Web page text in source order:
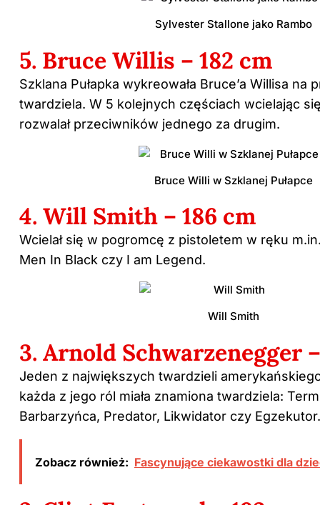
Sylvester Stallone jako Rambo
5. Bruce Willis – 182 cm
Szklana Pułapka wykreowała Bruce’a Willisa na
twardziela. W 5 kolejnych częściach wcielając
rozwalał przeciwników jednego za drugim.
Bruce Willi w Szklanej Pułapce
4. Will Smith – 186 cm
Wcielał się w pogromcę z pistoletem w ręku
Men In Black czy I am Legend.
Will Smith
3. Arnold Schwarzenegger
Jeden z największych twardzieli
każda z jego ról miała znamiona twardziela:
Barbarzyńca, Predator, Likwidator czy Egzekutor.
Zobacz również: Fascynujące ciekawostki dla